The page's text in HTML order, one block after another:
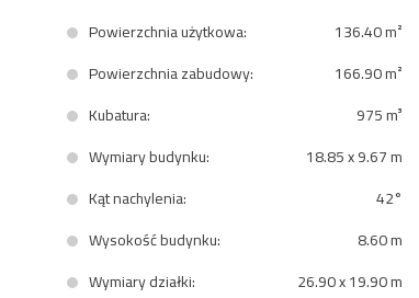
Powierzchnia użytkowa:
136.40 m²
Powierzchnia zabudowy:
166.90 m²
Kubatura:
975 m³
Wymiary budynku:
18.85 x 9.67 m
Kąt nachylenia:
42°
Wysokość budynku:
8.60 m
Wymiary działki:
26.90 x 19.90 m